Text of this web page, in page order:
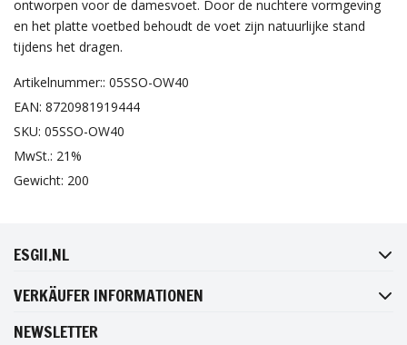
ontworpen voor de damesvoet. Door de nuchtere vormgeving
en het platte voetbed behoudt de voet zijn natuurlijke stand
tijdens het dragen.
Artikelnummer:: 05SSO-OW40
EAN: 8720981919444
SKU: 05SSO-OW40
MwSt.: 21%
Gewicht: 200
ESGII.NL
VERKÄUFER INFORMATIONEN
NEWSLETTER